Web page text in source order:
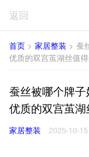
返回
首页 > 家居整装 > 蚕
优质的双宫茧湖丝值得
蚕丝被哪个牌
优质的双宫茧湖
家居整装 2025-10-